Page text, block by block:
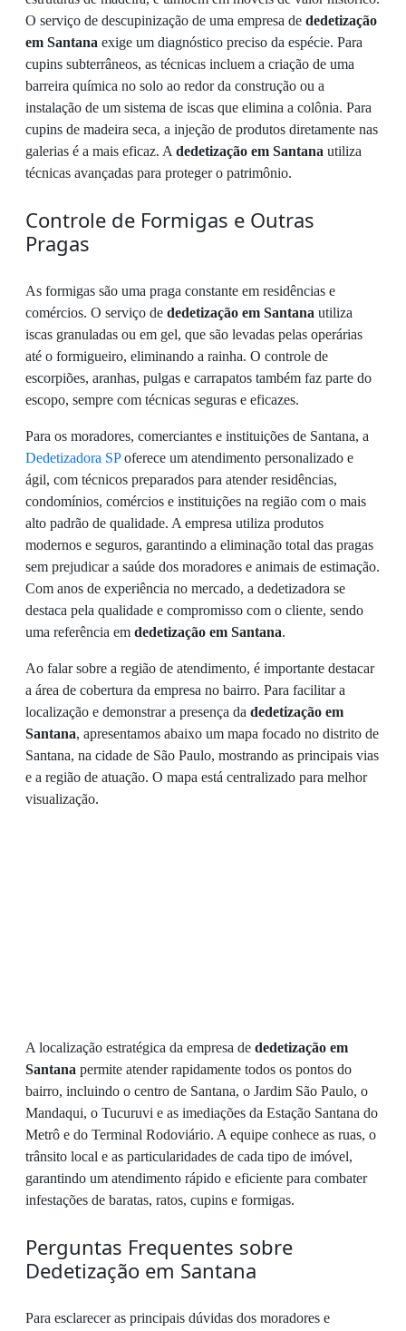
O serviço de descupinização de uma empresa de dedetização
em Santana exige um diagnóstico preciso da espécie. Para
cupins subterrâneos, as técnicas incluem a criação de uma
barreira química no solo ao redor da construção ou a
instalação de um sistema de iscas que elimina a colônia. Para
cupins de madeira seca, a injeção de produtos diretamente nas
galerias é a mais eficaz. A dedetização em Santana utiliza
técnicas avançadas para proteger o patrimônio.
Controle de Formigas e Outras
Pragas
As formigas são uma praga constante em residências e
comércios. O serviço de dedetização em Santana utiliza
iscas granuladas ou em gel, que são levadas pelas operárias
até o formigueiro, eliminando a rainha. O controle de
escorpiões, aranhas, pulgas e carrapatos também faz parte do
escopo, sempre com técnicas seguras e eficazes.
Para os moradores, comerciantes e instituições de Santana, a
Dedetizadora SPoferece um atendimento personalizado e
ágil, com técnicos preparados para atender residências,
condomínios, comércios e instituições na região com o mais
alto padrão de qualidade. A empresa utiliza produtos
modernos e seguros, garantindo a eliminação total das pragas
sem prejudicar a saúde dos moradores e animais de estimação.
Com anos de experiência no mercado, a dedetizadora se
destaca pela qualidade e compromisso com o cliente, sendo
uma referência em dedetização em Santana.
Ao falar sobre a região de atendimento, é importante destacar
a área de cobertura da empresa no bairro. Para facilitar a
localização e demonstrar a presença da dedetização em
Santana, apresentamos abaixo um mapa focado no distrito de
Santana, na cidade de São Paulo, mostrando as principais vias
e a região de atuação. O mapa está centralizado para melhor
visualização.
A localização estratégica da empresa de dedetização em
Santana permite atender rapidamente todos os pontos do
bairro, incluindo o centro de Santana, o Jardim São Paulo, o
Mandaqui, o Tucuruvi e as imediações da Estação Santana do
Metrô e do Terminal Rodoviário. A equipe conhece as ruas, o
trânsito local e as particularidades de cada tipo de imóvel,
garantindo um atendimento rápido e eficiente para combater
infestações de baratas, ratos, cupins e formigas.
Perguntas Frequentes sobre
Dedetização em Santana
Para esclarecer as principais dúvidas dos moradores e